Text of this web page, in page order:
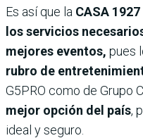
Es así que la CASA
los servicios
mejores eventos, pues
rubro de
G5PRO como de Grupo
mejor opción del país,
ideal y seguro.